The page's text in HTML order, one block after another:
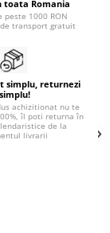
toata Romania
peste 1000 RON
transport gratuit
simplu, returnezi
simplu!
achizitionat nu te
îl poti returna în
de la
livrarii